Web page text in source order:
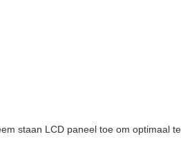
staan LCD paneel toe om optimaal